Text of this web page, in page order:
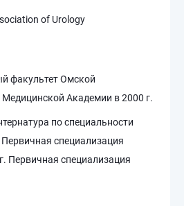
of Urology
факультет Омской
Медицинской Академии в 2000 г.
по специальности
Первичная специализация
Первичная специализация